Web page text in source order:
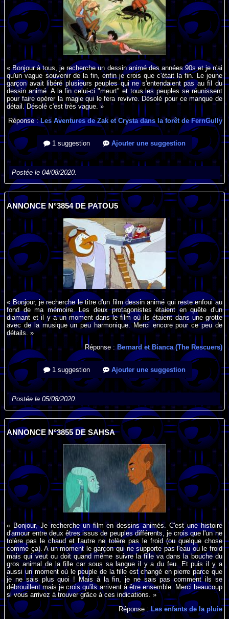
« Bonjour à tous, je recherche un dessin animé des années 90s et je n'ai
qu'un vague souvenir de la fin, enfin je crois que c'était la fin. Le jeune
garçon avait libéré plusieurs peuples qui ne s'entendaient pas au fil du
dessin animé. A la fin celui-ci "meurt" et tous les peuples se réunissent
pour faire opérer la magie qui le fera revivre. Désolé pour ce manque de
détail. Désolé c'est très vague. »
Réponse :Les Aventures de Zak et Crysta dans la forêt de FernGully
1 suggestion Ajouter une suggestion
Postée le 04/08/2020.
ANNONCE N°3854 DE PATOU5
« Bonjour, je recherche le titre d'un film dessin animé qui reste enfoui au
fond de ma mémoire. Les deux protagonistes étaient en quête d'un
diamant et il y a un moment dans le film où ils étaient dans une grotte
avec de la musique un peu harmonique. Merci encore pour ce peu de
détails. »
Réponse :Bernard et Bianca (The Rescuers)
1 suggestion Ajouter une suggestion
Postée le 05/08/2020.
ANNONCE N°3855 DE SAHSA
« Bonjour, Je recherche un film en dessins animés. C'est une histoire
d'amour entre deux êtres issus de peuples différents, je crois que l'un ne
tolère pas le chaud et l'autre ne tolère pas le froid (ou quelque chose
comme ça). A un moment le garçon qui ne supporte pas l'eau ou le froid
mais qui veut ou doit quand même suivre la fille va dans la bouche du
gros animal de la fille car sous sa langue il y a du feu. Et puis il y a
aussi un moment où le peuple de la fille est changé en pierre parce que
je ne sais plus quoi ! Mais à la fin, je ne sais pas comment ils se
débrouillent mais je crois qu'ils arrivent à être ensemble. Merci beaucoup
si vous arrivez à trouver grâce à ces indications. »
Réponse :Les enfants de la pluie